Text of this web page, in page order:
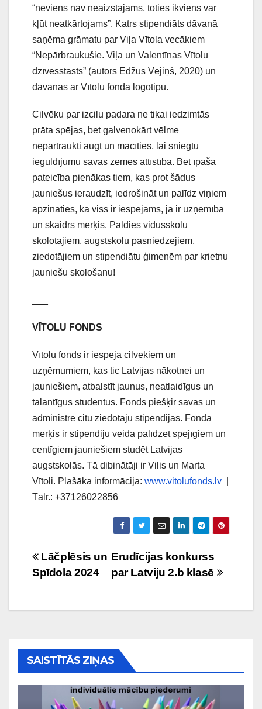
“neviens nav neaizstājams, toties ikviens var
kļūt neatkārtojams”. Katrs stipendiāts dāvanā
saņēma grāmatu par Viļa Vītola vecākiem
“Nepārbraukušie. Viļa un Valentīnas Vītolu
dzīvesstāsts” (autors Edžus Vējiņš, 2020) un
dāvanas ar Vītolu fonda logotipu.
Cilvēku par izcilu padara ne tikai iedzimtās
prāta spējas, bet galvenokārt vēlme
nepārtraukti augt un mācīties, lai sniegtu
ieguldījumu savas zemes attīstībā. Bet īpaša
pateicība pienākas tiem, kas prot šādus
jauniešus ieraudzīt, iedrošināt un palīdz viņiem
apzināties, ka viss ir iespējams, ja ir uzņēmība
un skaidrs mērķis. Paldies vidusskolu
skolotājiem, augstskolu pasniedzējiem,
ziedotājiem un stipendiātu ģimenēm par krietnu
jauniešu skološanu!
VĪTOLU FONDS
Vītolu fonds ir iespēja cilvēkiem un
uzņēmumiem, kas tic Latvijas nākotnei un
jauniešiem, atbalstīt jaunus, neatlaidīgus un
talantīgus studentus. Fonds piešķir savas un
administrē citu ziedotāju stipendijas. Fonda
mērķis ir stipendiju veidā palīdzēt spējīgiem un
centīgiem jauniešiem studēt Latvijas
augstskolās. Tā dibinātāji ir Vilis un Marta
Vītoli. Plašāka informācija: www.vitolufonds.lv
Tālr.: +37126022856
Ziņu
izvēlne
Erudīcijas konkurss
par Latviju 2.b klasē
Lāčplēsis un
Spīdola 2024
SAISTĪTĀS ZIŅAS